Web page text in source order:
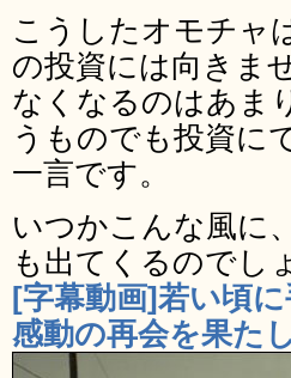
こうしたオモチャ
の投資には向きま
なくなるのはあま
うものでも投資
一言です。
いつかこんな風に
も出てくるのでし
[字幕動画]若い頃
感動の再会を果た